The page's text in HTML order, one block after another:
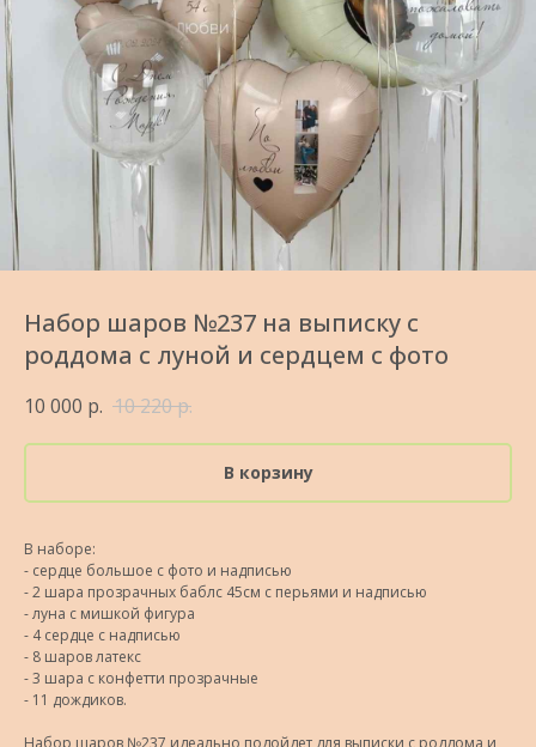
Набор шаров №237 на выписку с
роддома с луной и сердцем с фото
10 000 р. 10 220р.
В корзину
В наборе:
- сердце большое с фото и надписью
- 2 шара прозрачных баблс 45см с перьями и надписью
- луна с мишкой фигура
- 4 сердце с надписью
- 8 шаров латекс
- 3 шара с конфетти прозрачные
- 11 дождиков.